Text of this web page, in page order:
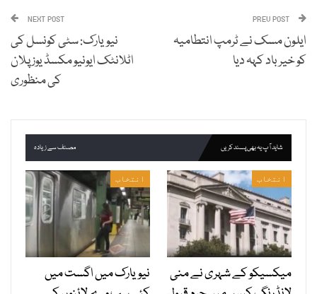
ایلون مسک نے ٹرمپ انتطامیہ
کو خیرباد کہہ دیا
NEXT POST
نیویارک: سٹی کونسل کی
اٹلانٹک ایونیو مکسڈ یوز پلان
کی منظوری
شاید آپ یہ بھی پسند کریں مصنف سے زیادہ
انتخاب
میکسیکو کے شہری نے منی
انتخاب
نیویارک میں اگست میں